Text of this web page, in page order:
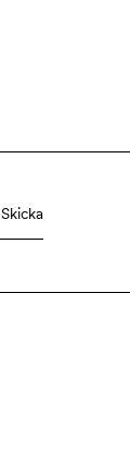
Skicka